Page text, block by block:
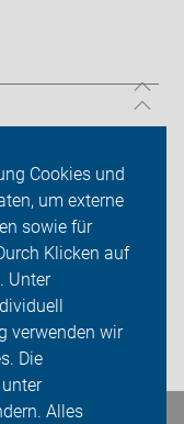
Cookies und
um externe
sowie für
Klicken auf
Unter
verwenden wir
Die
Alles